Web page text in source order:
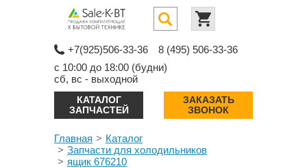
+7(925)506-33-36
8 (495) 506-33-36
с 10:00 до 18:00 (будни)
сб, вс - выходной
КАТАЛОГ
ЗАПЧАСТЕЙ
ЗАКАЗАТЬ
ЗВОНОК
Главная
Каталог
Запчасти для холодильников
ящик 676210